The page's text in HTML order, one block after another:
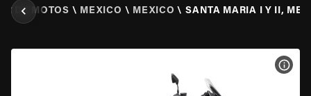
DE MOTOS \ MEXICO \ MEXICO \ SANTA MARIA I Y II,
VER